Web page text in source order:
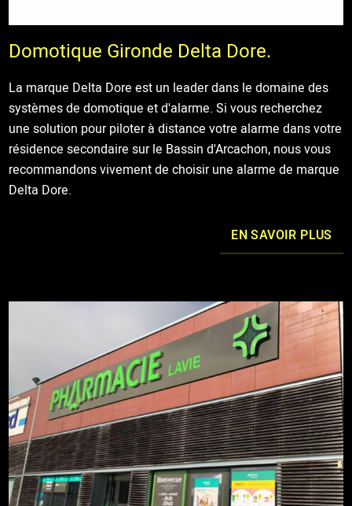
Domotique Gironde Delta Dore.
La marque Delta Dore est un leader dans le domaine des
systèmes de domotique et d'alarme. Si vous recherchez
une solution pour piloter à distance votre alarme dans votre
résidence secondaire sur le Bassin d'Arcachon, nous vous
recommandons vivement de choisir une alarme de marque
Delta Dore.
EN SAVOIR PLUS